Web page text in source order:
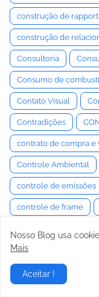
construção de rapport
construção de
Consultoria
Consumo de
Contato Visual
Contradições
contrato de compra e
Controle Ambiental
controle de emissões
controle de frame
Controle Estocástico
Controle
Nosso Blog usa
Mais
Aceitar !